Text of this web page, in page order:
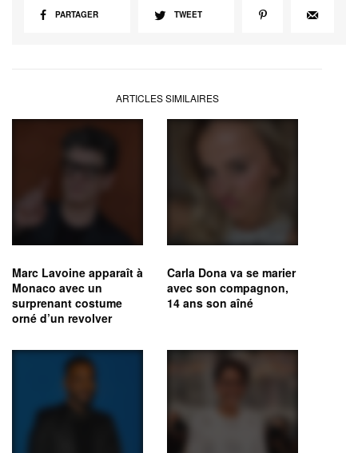
PARTAGER TWEET
ARTICLES SIMILAIRES
Marc Lavoine apparaît à
Monaco avec un
surprenant costume
orné d’un revolver
Carla Dona va se marier
avec son compagnon,
14 ans son aîné